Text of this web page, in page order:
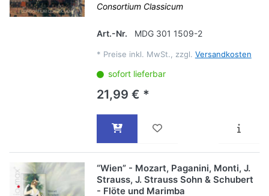
Consortium Classicum
Art.-Nr. MDG 301 1509-2
* Preise inkl. MwSt., zzgl. Versandkosten
sofort lieferbar
21,99 € *
“Wien” - Mozart, Paganini, Monti, J.
Strauss, J. Strauss Sohn & Schubert
- Flöte und Marimba